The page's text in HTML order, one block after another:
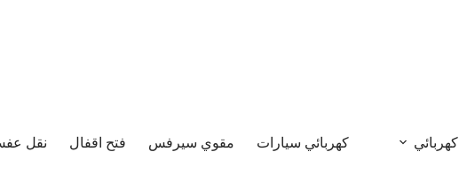
كهربائي كهربائي سيارات مقوي سيرفس فتح اقفال نقل